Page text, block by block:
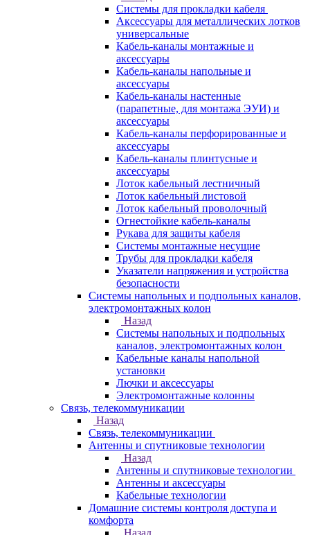
Системы для прокладки кабеля
Аксессуары для металлических лотков
универсальные
Кабель-каналы монтажные и
аксессуары
Кабель-каналы напольные и
аксессуары
Кабель-каналы настенные
(парапетные, для монтажа ЭУИ) и
аксессуары
Кабель-каналы перфорированные и
аксессуары
Кабель-каналы плинтусные и
аксессуары
Лоток кабельный лестничный
Лоток кабельный листовой
Лоток кабельный проволочный
Огнестойкие кабель-каналы
Рукава для защиты кабеля
Системы монтажные несущие
Трубы для прокладки кабеля
Указатели напряжения и устройства
безопасности
Системы напольных и подпольных каналов,
электромонтажных колон
Назад
Системы напольных и подпольных
каналов, электромонтажных колон
Кабельные каналы напольной
установки
Лючки и аксессуары
Электромонтажные колонны
Связь, телекоммуникации
Назад
Связь, телекоммуникации
Антенны и спутниковые технологии
Назад
Антенны и спутниковые технологии
Антенны и аксессуары
Кабельные технологии
Домашние системы контроля доступа и
комфорта
Назад